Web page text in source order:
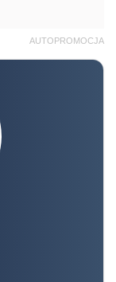
AUTOPROMOCJA